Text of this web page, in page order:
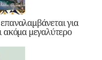
για
ακόμα μεγαλύτερο